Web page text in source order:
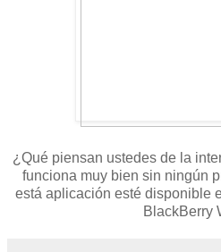
¿Qué piensan ustedes de la
funciona muy bien sin ningún
está aplicación esté disponible
BlackBerry